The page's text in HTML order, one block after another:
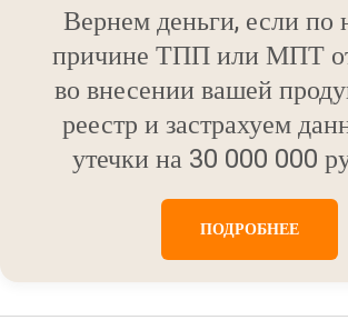
Вернем деньги, если по
причине ТПП или МПТ
во внесении вашей
реестр и застрахуем
утечки на 30 000 000
ПОДРОБНЕЕ